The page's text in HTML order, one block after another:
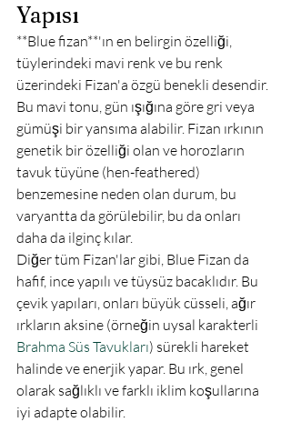
Yapısı
**Blue fizan**'ın en belirgin özelliği,
tüylerindeki mavi renk ve bu renk
üzerindeki Fizan'a özgü benekli desendir.
Bu mavi tonu, gün ışığına göre gri veya
gümüşi bir yansıma alabilir. Fizan ırkının
genetik bir özelliği olan ve horozların
tavuk tüyüne (hen-feathered)
benzemesine neden olan durum, bu
varyantta da görülebilir, bu da onları
daha da ilginç kılar.
Diğer tüm Fizan'lar gibi, Blue Fizan da
hafif, ince yapılı ve tüysüz bacaklıdır. Bu
çevik yapıları, onları büyük cüsseli, ağır
ırkların aksine (örneğin uysal karakterli
Brahma Süs Tavukları) sürekli hareket
halinde ve enerjik yapar. Bu ırk, genel
olarak sağlıklı ve farklı iklim koşullarına
iyi adapte olabilir.